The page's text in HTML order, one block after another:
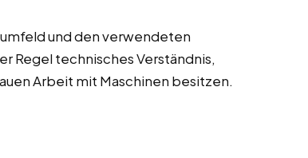
und den verwendeten
Regel technisches Verständnis,
Arbeit mit Maschinen besitzen.